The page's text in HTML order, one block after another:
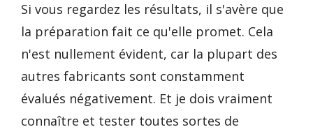
Si vous regardez les résultats, il s'avère que
la préparation fait ce qu'elle promet. Cela
n'est nullement évident, car la plupart des
autres fabricants sont constamment
évalués négativement. Et je dois vraiment
connaître et tester toutes sortes de